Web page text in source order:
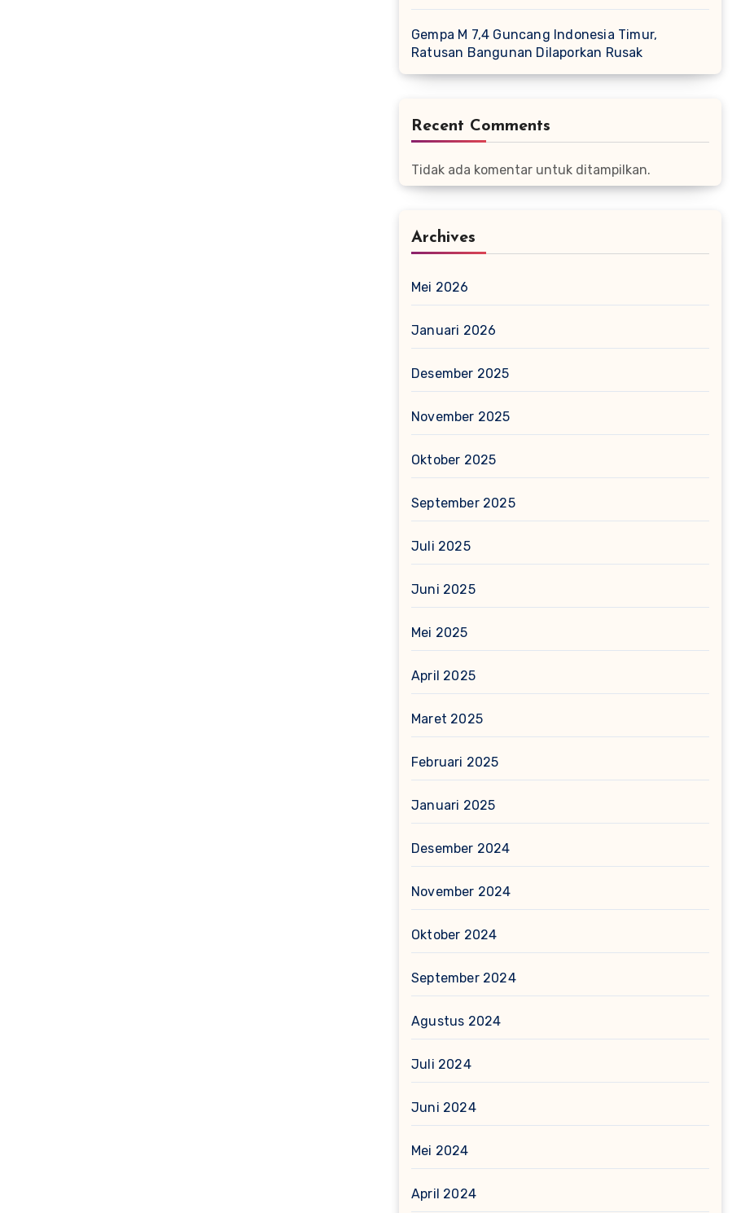
Gempa M 7,4 Guncang Indonesia Timur,
Ratusan Bangunan Dilaporkan Rusak
Recent Comments
Tidak ada komentar untuk ditampilkan.
Archives
Mei 2026
Januari 2026
Desember 2025
November 2025
Oktober 2025
September 2025
Juli 2025
Juni 2025
Mei 2025
April 2025
Maret 2025
Februari 2025
Januari 2025
Desember 2024
November 2024
Oktober 2024
September 2024
Agustus 2024
Juli 2024
Juni 2024
Mei 2024
April 2024